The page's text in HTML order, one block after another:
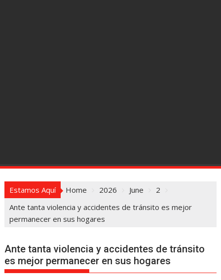
Estamos Aquí Home 2026 June
2
Ante tanta violencia y accidentes de tránsito es mejor
permanecer en sus hogares
Ante tanta violencia y accidentes de tránsito
es mejor permanecer en sus hogares